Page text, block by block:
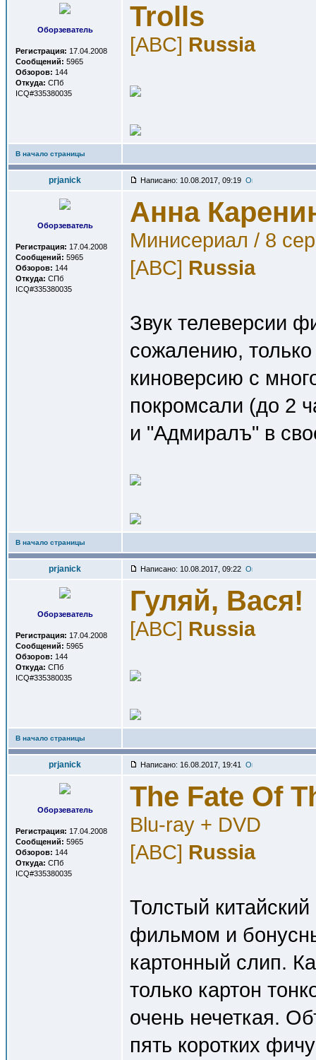
Оборзеватель
Регистрация: 17.04.2008
Сообщений: 5965
Обзоров: 144
Откуда: СПб
ICQ#335380035
Trolls
[ABC] Russia
В начало страницы
prjanick Написано: 10.08.2017, 09:19
Оборзеватель
Регистрация: 17.04.2008
Сообщений: 5965
Обзоров: 144
Откуда: СПб
ICQ#335380035
Анна
Минисериал / 8
[ABC] Russia
Звук телеверсии
сожалению,
киноверсию с
покромсали (до 2
и "Адмиралъ" в
В начало страницы
prjanick Написано: 10.08.2017, 09:22
Оборзеватель
Регистрация: 17.04.2008
Сообщений: 5965
Обзоров: 144
Откуда: СПб
ICQ#335380035
Гуляй, Вася!
[ABC] Russia
В начало страницы
prjanick Написано: 16.08.2017, 19:41
Оборзеватель
Регистрация: 17.04.2008
Сообщений: 5965
Обзоров: 144
Откуда: СПб
ICQ#335380035
The Fate Of
Blu-ray + DVD
[ABC] Russia
Толстый
фильмом и
картонный слип.
только картон
очень нечеткая.
пять коротких